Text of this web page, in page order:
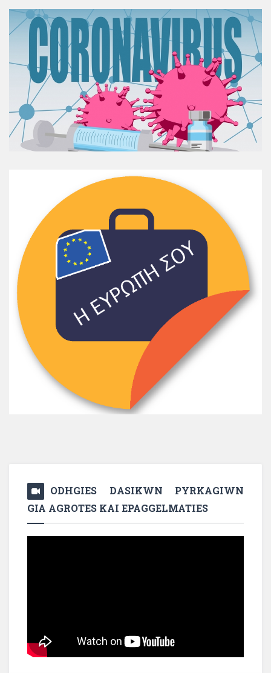
ODHGIES DASIKWN PYRKAGIWN
GIA AGROTES KAI EPAGGELMATIES